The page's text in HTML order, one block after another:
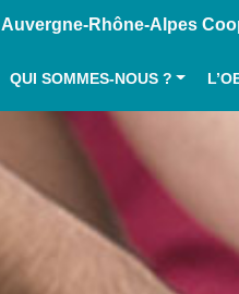
Auvergne-Rhône-Alpes
QUI SOMMES-NOUS ?